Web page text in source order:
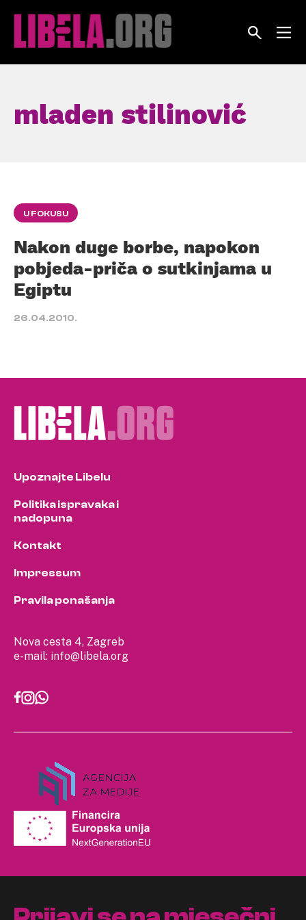
mladen stilinović
U FOKUSU
Nakon duge borbe, napokon
pobjeda-priča o sutkinjama u
Egiptu
26.04.2010.
Nova cesta 4, Zagreb
e-mail: info@libela.org
Upoznajte Libelu
Politika ispravaka i
nadopuna
Kontakt
Impressum
Pravila ponašanja